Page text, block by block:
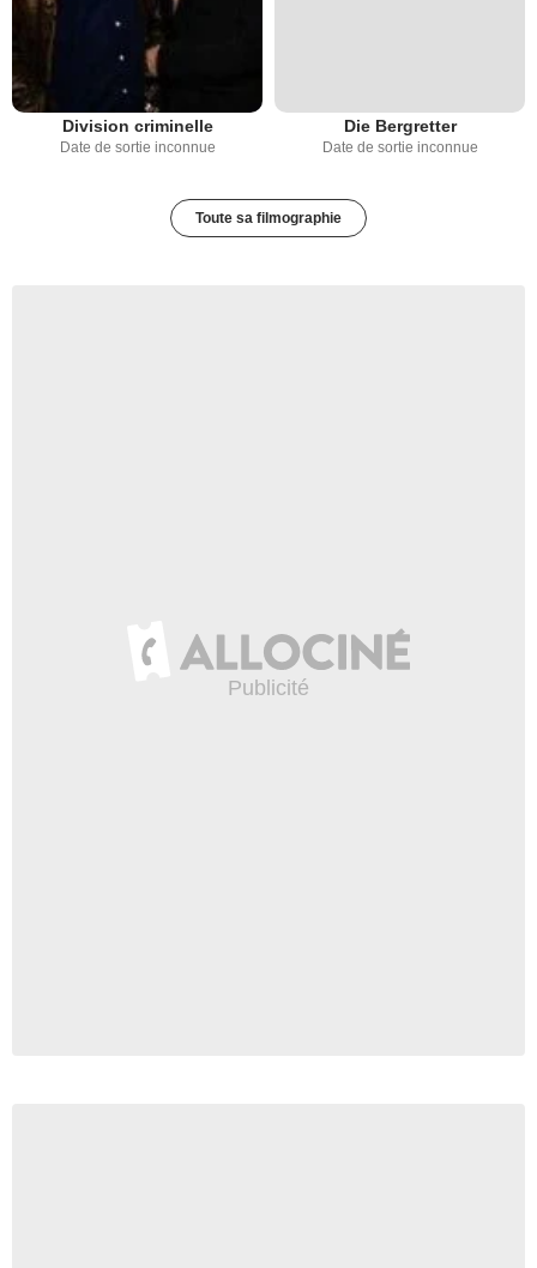
Division criminelle
Date de sortie inconnue
Die Bergretter
Date de sortie inconnue
Toute sa filmographie